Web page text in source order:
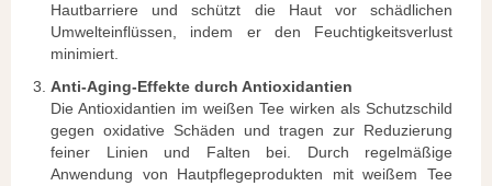
Hautbarriere und schützt die Haut vor schädlichen
Umwelteinflüssen, indem er den Feuchtigkeitsverlust
minimiert.
Anti-Aging-Effekte durch Antioxidantien
Die Antioxidantien im weißen Tee wirken als Schutzschild
gegen oxidative Schäden und tragen zur Reduzierung
feiner Linien und Falten bei. Durch regelmäßige
Anwendung von Hautpflegeprodukten mit weißem Tee